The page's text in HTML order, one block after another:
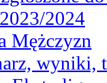
2024
Mężczyzn
wyniki,